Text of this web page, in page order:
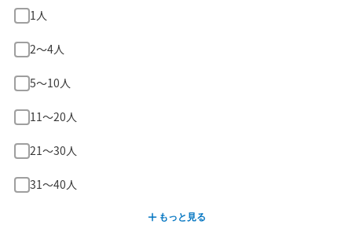
1人
2〜4人
5〜10人
11〜20人
21〜30人
31〜40人
もっと見る